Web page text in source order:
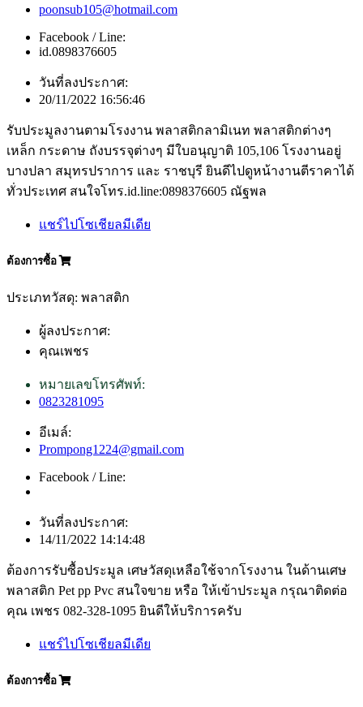
poonsub105@hotmail.com
Facebook / Line:
id.0898376605
วันที่ลงประกาศ:
20/11/2022 16:56:46
รับประมูลงานตามโรงงาน พลาสติกลามิเนท พลาสติกต่างๆ
เหล็ก กระดาษ ถังบรรจุต่างๆ มีใบอนุญาติ 105,106 โรงงานอยู่
บางปลา สมุทรปราการ และ ราชบุรี ยินดีไปดูหน้างานตีราคาได้
ทั่วประเทศ สนใจโทร.id.line:0898376605 ณัฐพล
แชร์ไปโซเชียลมีเดีย
ต้องการซื้อ
ประเภทวัสดุ: พลาสติก
ผู้ลงประกาศ:
คุณเพชร
หมายเลขโทรศัพท์:
0823281095
อีเมล์:
Prompong1224@gmail.com
Facebook / Line:
วันที่ลงประกาศ:
14/11/2022 14:14:48
ต้องการรับซื้อประมูล เศษวัสดุเหลือใช้จากโรงงาน ในด้านเศษ
พลาสติก Pet pp Pvc สนใจขาย หรือ ให้เข้าประมูล กรุณาติดต่อ
คุณ เพชร 082-328-1095 ยินดีให้บริการครับ
แชร์ไปโซเชียลมีเดีย
ต้องการซื้อ